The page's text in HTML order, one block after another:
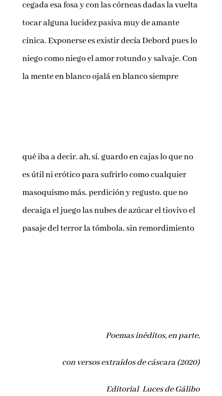
cegada esa fosa y con las córneas dadas la vuelta
tocar alguna lucidez pasiva muy de amante
cínica. Exponerse es existir decía Debord pues lo
niego como niego el amor rotundo y salvaje. Con
la mente en blanco ojalá en blanco siempre
qué iba a decir. ah, sí. guardo en cajas lo que no
es útil ni erótico para sufrirlo como cualquier
masoquismo más. perdición y regusto. que no
decaiga el juego las nubes de azúcar el tiovivo el
pasaje del terror la tómbola. sin remordimiento
Poemas inéditos, en parte,
con versos extraídos de cáscara (2020)
Editorial Luces de Gálibo